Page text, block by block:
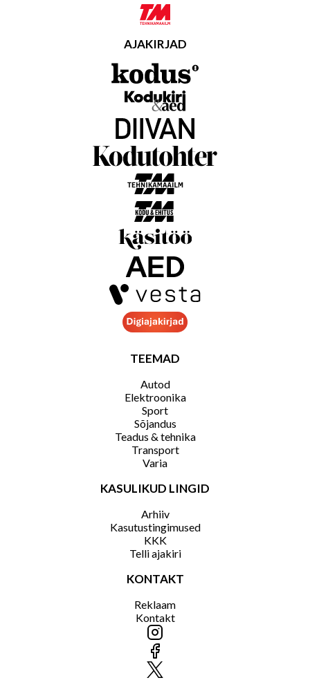
AJAKIRJAD
TEEMAD
Autod
Elektroonika
Sport
Sõjandus
Teadus & tehnika
Transport
Varia
KASULIKUD LINGID
Arhiiv
Kasutustingimused
KKK
Telli ajakiri
KONTAKT
Reklaam
Kontakt